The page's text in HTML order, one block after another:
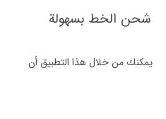
شحن الخط بسهولة
يمكنك من خلال هذا التطبيق أن